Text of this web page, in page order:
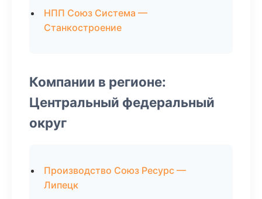
НПП Союз Система —
Станкостроение
Компании в регионе:
Центральный федеральный
округ
Производство Союз Ресурс —
Липецк